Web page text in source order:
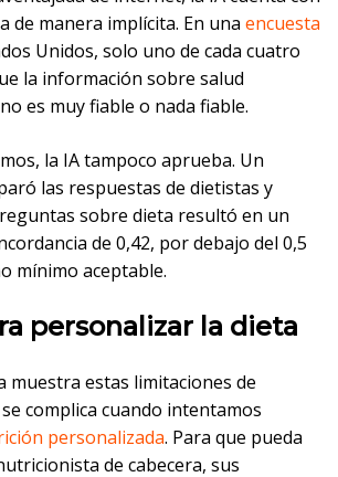
de manera implícita. En una encuesta
Unidos, solo uno de cada cuatro
la información sobre salud
es muy fiable o nada fiable.
la IA tampoco aprueba. Un
las respuestas de dietistas y
sobre dieta resultó en un
de 0,42, por debajo del 0,5
mínimo aceptable.
personalizar la dieta
muestra estas limitaciones de
complica cuando intentamos
personalizada. Para que pueda
de cabecera, sus